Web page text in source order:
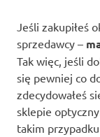
Jeśli zakupiłeś
sprzedawcy –
Tak więc, jeśli
się pewniej co
zdecydowałeś
sklepie
takim przypadku